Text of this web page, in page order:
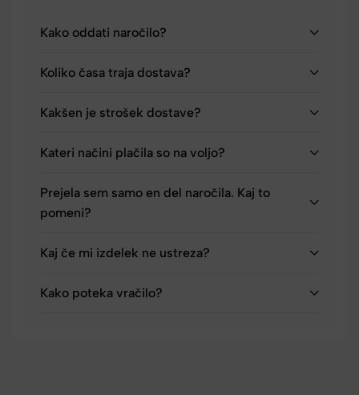
Kako oddati naročilo?
Koliko časa traja dostava?
Kakšen je strošek dostave?
Kateri načini plačila so na voljo?
Prejela sem samo en del naročila. Kaj to
pomeni?
Kaj če mi izdelek ne ustreza?
Kako poteka vračilo?